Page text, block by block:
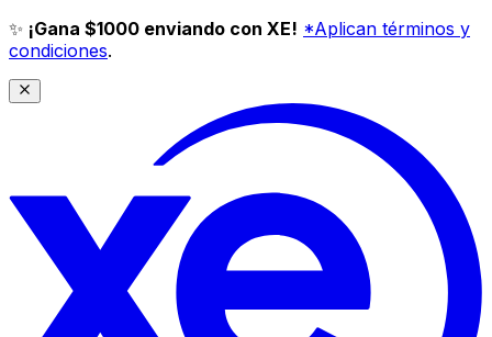
✨ ¡Gana $1000 enviando con XE! *Aplican términos y
condiciones.